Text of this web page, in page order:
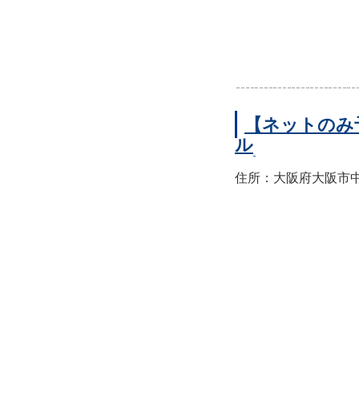
【ネットの
ル
住所：大阪府大阪市